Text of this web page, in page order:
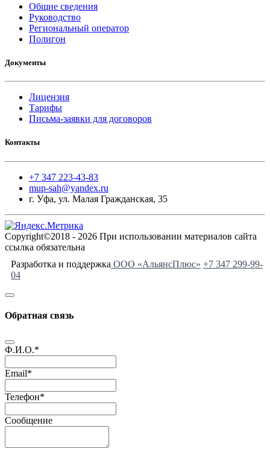
Общие сведения
Руководство
Региональный оператор
Полигон
Документы
Лицензия
Тарифы
Письма-заявки для договоров
Контакты
+7 347 223-43-83
mup-sah@yandex.ru
г. Уфа, ул. Малая Гражданская, 35
Copyright©2018 - 2026 При использовании материалов сайта
ссылка обязательна
Разработка и поддержка ООО «АльянсПлюс» +7 347 299-99-
04
Обратная связь
Ф.И.О.*
Email*
Телефон*
Сообщение